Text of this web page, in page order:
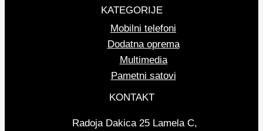
KATEGORIJE
Mobilni telefoni
Dodatna oprema
Multimedia
Pametni satovi
KONTAKT
Radoja Dakica 25 Lamela C,